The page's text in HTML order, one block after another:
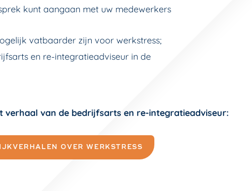
kunt aangaan met uw medewerkers
vatbaarder zijn voor werkstress;
en re-integratieadviseur in de
verhaal van de bedrijfsarts en re-integratieadviseur:
OVER WERKSTRESS